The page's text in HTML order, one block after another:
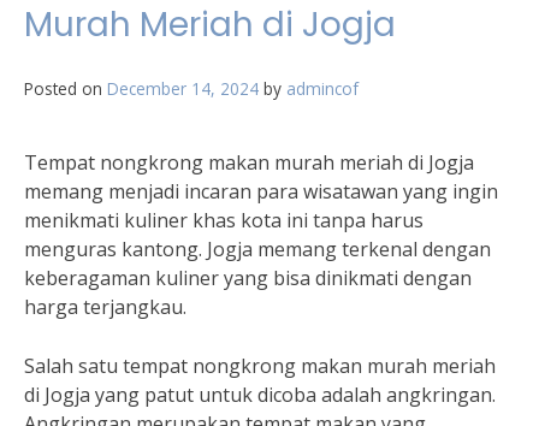
Murah Meriah di Jogja
Posted on December 14, 2024 by admincof
Tempat nongkrong makan murah meriah di Jogja
memang menjadi incaran para wisatawan yang ingin
menikmati kuliner khas kota ini tanpa harus
menguras kantong. Jogja memang terkenal dengan
keberagaman kuliner yang bisa dinikmati dengan
harga terjangkau.
Salah satu tempat nongkrong makan murah meriah
di Jogja yang patut untuk dicoba adalah angkringan.